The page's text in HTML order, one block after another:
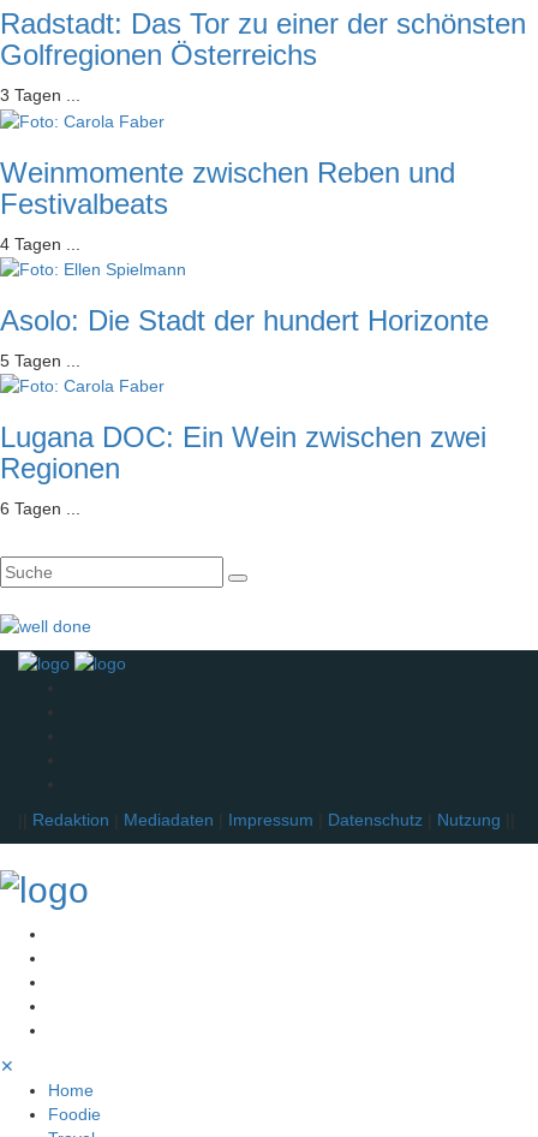
Radstadt: Das Tor zu einer der schönsten
Golfregionen Österreichs
3 Tagen ...
Weinmomente zwischen Reben und
Festivalbeats
4 Tagen ...
Asolo: Die Stadt der hundert Horizonte
5 Tagen ...
Lugana DOC: Ein Wein zwischen zwei
Regionen
6 Tagen ...
Redaktion Mediadaten Impressum Datenschutz Nutzung
✕
Home
Foodie